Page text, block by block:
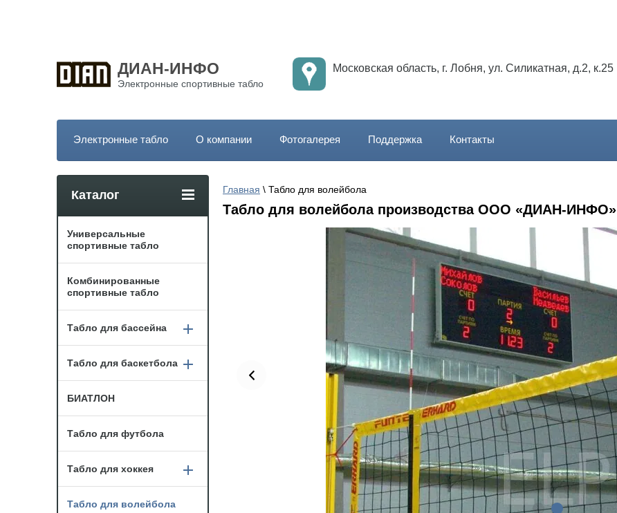
ДИАН-ИНФО
Электронные спортивные табло
Московская область, г. Лобня, ул. Силикатная, д.2, к.25
Электронные табло О компании Фотогалерея Поддержка Контакты
Главная \ Табло для волейбола
Табло для волейбола производства ООО «ДИАН-ИНФО»
Каталог
Универсальные
спортивные табло
Комбинированные
спортивные табло
Табло для бассейна
Табло для баскетбола
БИАТЛОН
Табло для футбола
Табло для хоккея
Табло для волейбола